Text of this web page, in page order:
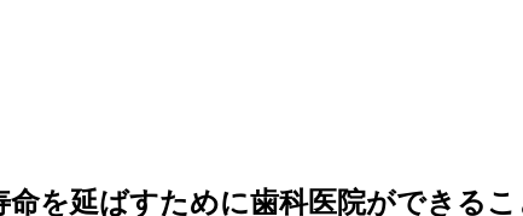
を延ばすために歯科医院ができる